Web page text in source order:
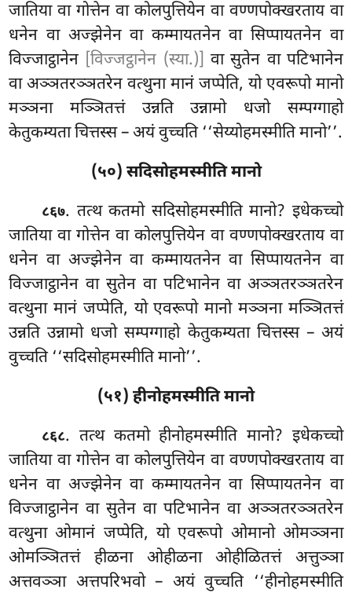
जातिया वा गोत्तेन वा कोलपुत्तियेन वा वण्णपोक्खरताय वा
धनेन वा अज्झेनेन वा कम्मायतनेन वा सिप्पायतनेन वा
विज्जाट्ठानेन [विज्जट्ठानेन (स्या.)] वा सुतेन वा पटिभानेन
वा अञ्ञतरञ्ञतरेन वत्थुना मानं जप्पेति, यो एवरूपो मानो
मञ्ञना मञ्ञितत्तं उन्नति उन्नामो धजो सम्पग्गाहो
केतुकम्यता चित्तस्स – अयं वुच्चति ‘‘सेय्योहमस्मीति मानो’’.
(५०) सदिसोहमस्मीति मानो
८६७. तत्थकतमो सदिसोहमस्मीति मानो? इधेकच्चो
जातिया वा गोत्तेन वा कोलपुत्तियेन वा वण्णपोक्खरताय वा
धनेन वा अज्झेनेन वा कम्मायतनेन वा सिप्पायतनेन वा
विज्जाट्ठानेन वासुतेन वा पटिभानेन वा अञ्ञतरञ्ञतरेन
वत्थुना मानं जप्पेति, यो एवरूपो मानो मञ्ञना मञ्ञितत्तं
उन्नति उन्नामो धजो सम्पग्गाहो केतुकम्यता चित्तस्स – अयं
वुच्चति ‘‘सदिसोहमस्मीति मानो’’.
(५१) हीनोहमस्मीति मानो
८६८. तत्थ कतमो हीनोहमस्मीति मानो? इधेकच्चो
जातिया वा गोत्तेन वा कोलपुत्तियेन वा वण्णपोक्खरताय वा
धनेन वा अज्झेनेन वा कम्मायतनेन वा सिप्पायतनेन वा
विज्जाट्ठानेन वा सुतेन वा पटिभानेन वा अञ्ञतरञ्ञतरेन
वत्थुना ओमानं जप्पेति, यो एवरूपो ओमानो ओमञ्ञना
ओमञ्ञितत्तं हीळना ओहीळना ओहीळितत्तं अत्तुञ्ञा
अत्तवञ्ञा अत्तपरिभवो – अयं वुच्चति ‘‘हीनोहमस्मीति